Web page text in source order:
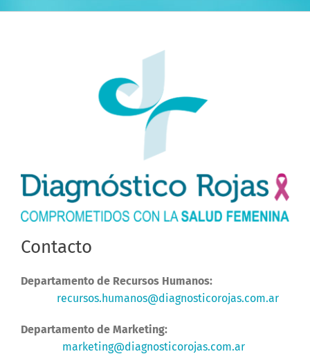
Contacto
Departamento de Recursos Humanos:
recursos.humanos@diagnosticorojas.com.ar
Departamento de Marketing:
marketing@diagnosticorojas.com.ar